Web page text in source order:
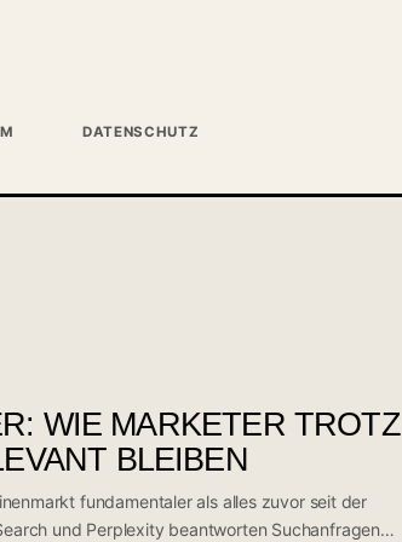
DATENSCHUTZ
WIE MARKETER TROTZ
BLEIBEN
fundamentaler als alles zuvor seit der
und Perplexity beantworten Suchanfragen